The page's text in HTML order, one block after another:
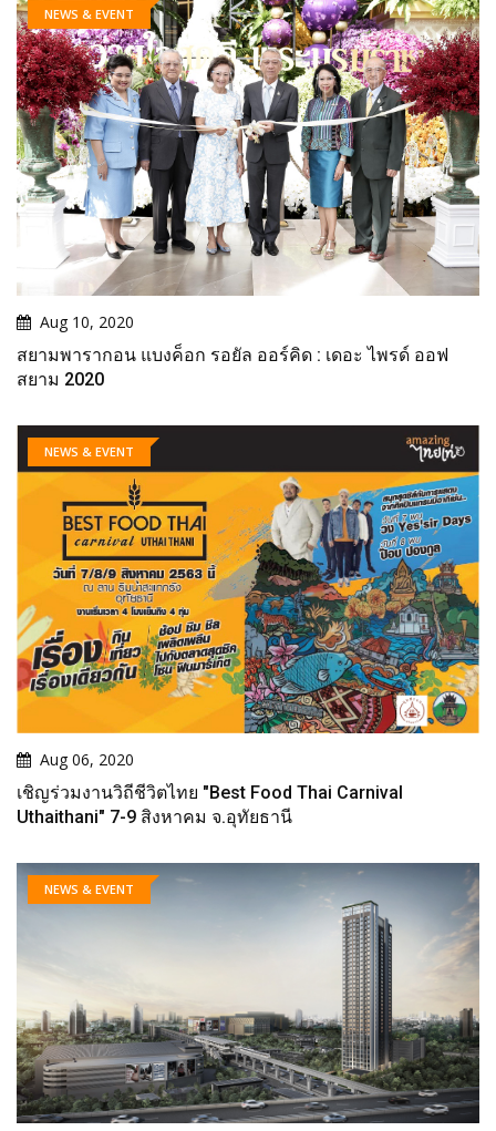
NEWS & EVENT
Aug 10, 2020
สยามพารากอน แบงค็อก รอยัล ออร์คิด : เดอะ ไพรด์ ออฟ
สยาม 2020
NEWS & EVENT
Aug 06, 2020
เชิญร่วมงานวิถีชีวิตไทย "Best Food Thai Carnival
Uthaithani" 7-9 สิงหาคม จ.อุทัยธานี
NEWS & EVENT